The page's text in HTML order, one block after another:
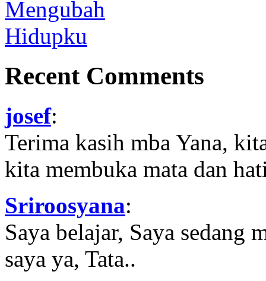
Recent Comments
josef:
Terima kasih mba Yana,
kita membuka mata dan
Sriroosyana:
Saya belajar, Saya sedang
saya ya, Tata..